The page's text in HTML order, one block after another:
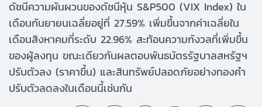
ดัชนีความผันผวนของดัชนีหุ้น S&P500 (VIX Index) ใน
เดือนกันยายนเฉลี่ยอยู่ที่ 27.59% เพิ่มขึ้นจากค่าเฉลี่ยใน
เดือนสิงหาคมที่ระดับ 22.96% สะท้อนความกังวลที่เพิ่มขึ้น
ของผู้ลงทุน ขณะเดียวกันผลตอบพันธบัตรรัฐบาลสหรัฐฯ
ปรับตัวลง (ราคาขึ้น) และสินทรัพย์ปลอดภัยอย่างทองคำ
ปรับตัวลดลงในเดือนนี้เช่นกัน